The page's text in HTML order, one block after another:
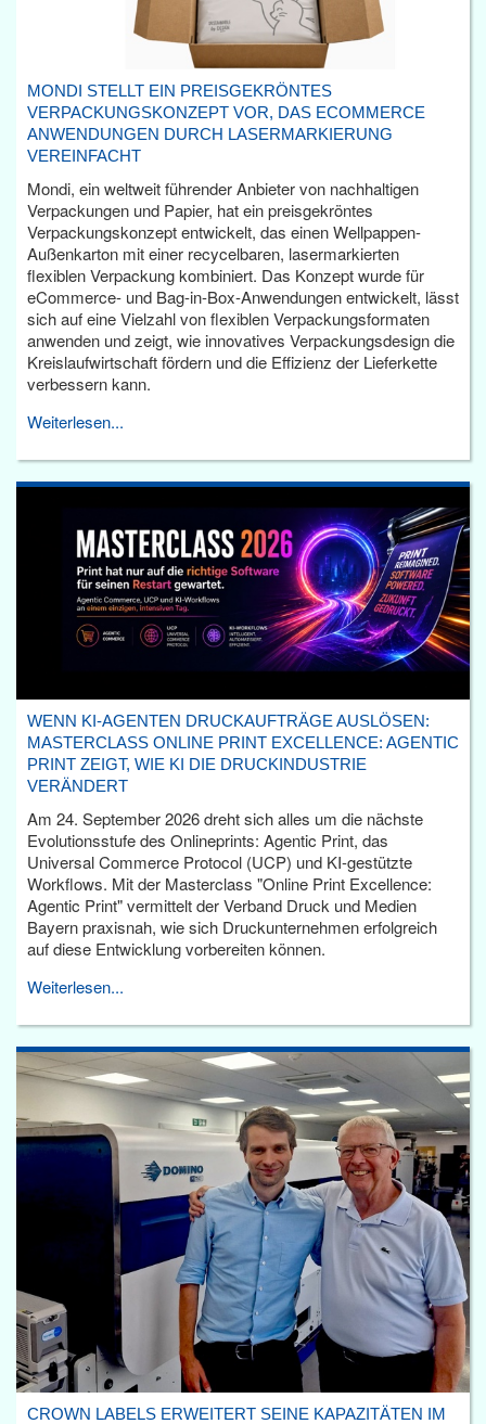
MONDI STELLT EIN PREISGEKRÖNTES
VERPACKUNGSKONZEPT VOR, DAS ECOMMERCE
ANWENDUNGEN DURCH LASERMARKIERUNG
VEREINFACHT
Mondi, ein weltweit führender Anbieter von nachhaltigen
Verpackungen und Papier, hat ein preisgekröntes
Verpackungskonzept entwickelt, das einen Wellpappen-
Außenkarton mit einer recycelbaren, lasermarkierten
flexiblen Verpackung kombiniert. Das Konzept wurde für
eCommerce- und Bag-in-Box-Anwendungen entwickelt, lässt
sich auf eine Vielzahl von flexiblen Verpackungsformaten
anwenden und zeigt, wie innovatives Verpackungsdesign die
Kreislaufwirtschaft fördern und die Effizienz der Lieferkette
verbessern kann.
Weiterlesen...
WENN KI-AGENTEN DRUCKAUFTRÄGE AUSLÖSEN:
MASTERCLASS ONLINE PRINT EXCELLENCE: AGENTIC
PRINT ZEIGT, WIE KI DIE DRUCKINDUSTRIE
VERÄNDERT
Am 24. September 2026 dreht sich alles um die nächste
Evolutionsstufe des Onlineprints: Agentic Print, das
Universal Commerce Protocol (UCP) und KI-gestützte
Workflows. Mit der Masterclass "Online Print Excellence:
Agentic Print" vermittelt der Verband Druck und Medien
Bayern praxisnah, wie sich Druckunternehmen erfolgreich
auf diese Entwicklung vorbereiten können.
Weiterlesen...
CROWN LABELS ERWEITERT SEINE KAPAZITÄTEN IM